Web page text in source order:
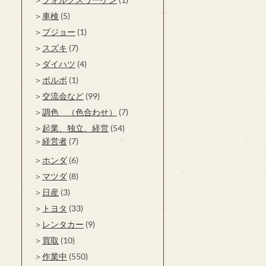
車検 (5)
プジョー (1)
スズキ (7)
ダイハツ (4)
ボルボ (1)
交流会など (99)
調色 （色合わせ）
(7)
起業、独立、経営 (54)
経営者 (7)
ホンダ (6)
マツダ (8)
日産 (3)
トヨタ (33)
レンタカー (9)
買取 (10)
作業中 (550)